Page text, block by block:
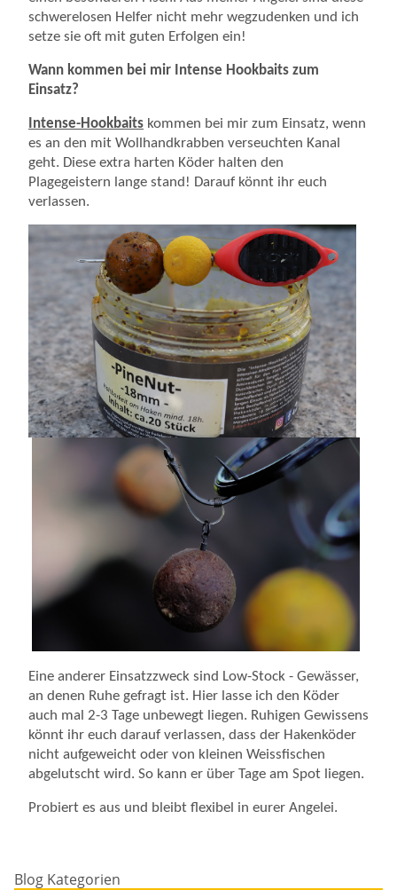
schwerelosen Helfer nicht mehr wegzudenken und ich
setze sie oft mit guten Erfolgen ein!
Wann kommen bei mir Intense Hookbaits zum
Einsatz?
Intense-Hookbaits kommen bei mir zum Einsatz, wenn
es an den mit Wollhandkrabben verseuchten Kanal
geht. Diese extra harten Köder halten den
Plagegeistern lange stand! Darauf könnt ihr euch
verlassen.
Eine anderer Einsatzzweck sind Low-Stock - Gewässer,
an denen Ruhe gefragt ist. Hier lasse ich den Köder
auch mal 2-3 Tage unbewegt liegen. Ruhigen Gewissens
könnt ihr euch darauf verlassen, dass der Hakenköder
nicht aufgeweicht oder von kleinen Weissfischen
abgelutscht wird. So kann er über Tage am Spot liegen.
Probiert es aus und bleibt flexibel in eurer Angelei.
Blog Kategorien